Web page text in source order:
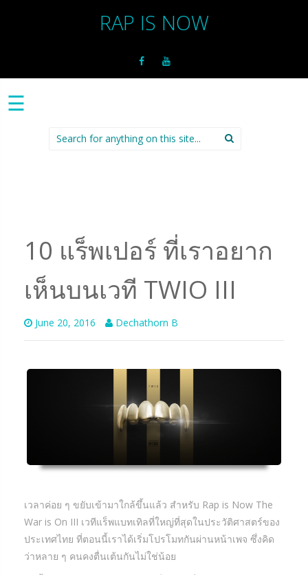
RAP IS NOW
☰
Search
for:
10 แร็พเปอร์ ที่เราอยาก
เห็นบนเวที TWIO III
June 20, 2016 Dechathorn B
เวลาค่อย ๆ ขยับเข้ามาใกล้ขึ้นแล้ว สำหรับ Rap is Now The
War is On III เวทีแร็พแบทเทิลที่ใหญ่ที่สุดในประวัติศาสตร์ของ
ประเทศไทย ที่ตอนนี้เราได้เริ่มโปรโมทกันผ่านหน้าเพจ ซึ่งคิด
ว่าหลาย ๆ คนคงตื่นเต้นกันไม่ใช่น้อย